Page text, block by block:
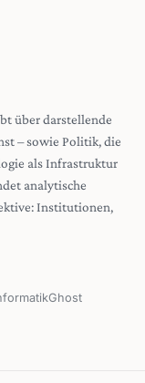
über darstellende
– sowie Politik, die
als Infrastruktur
analytische
Institutionen,
Ghost